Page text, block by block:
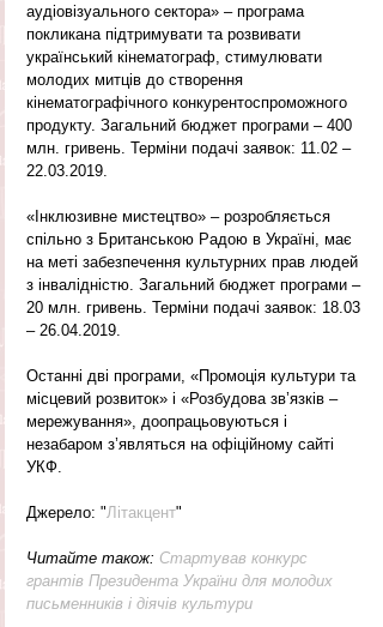
аудіовізуального сектора» – програма
покликана підтримувати та розвивати
український кінематограф, стимулювати
молодих митців до створення
кінематографічного конкурентоспроможного
продукту. Загальний бюджет програми – 400
млн. гривень. Терміни подачі заявок: 11.02 –
22.03.2019.
«Інклюзивне мистецтво» – розробляється
спільно з Британською Радою в Україні, має
на меті забезпечення культурних прав людей
з інвалідністю. Загальний бюджет програми –
20 млн. гривень. Терміни подачі заявок: 18.03
– 26.04.2019.
Останні дві програми, «Промоція культури та
місцевий розвиток» і «Розбудова зв’язків ‒
мережування», доопрацьовуються і
незабаром з’являться на офіційному сайті
УКФ.
Джерело: "Літакцент"
Читайте також: Стартував конкурс
грантів Президента України для молодих
письменників і діячів культури